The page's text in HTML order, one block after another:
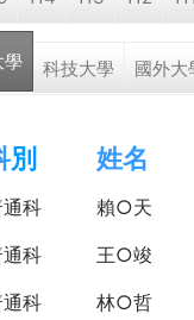
學 科技大學 國外大
別 姓名
科 賴○天
科
王○竣
科
林○哲